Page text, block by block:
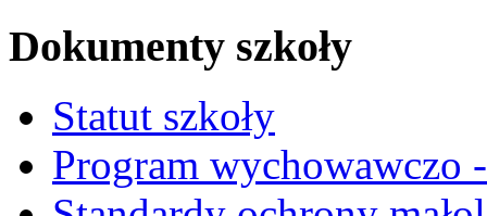
Dokumenty szkoły
Statut szkoły
Program wychowawczo